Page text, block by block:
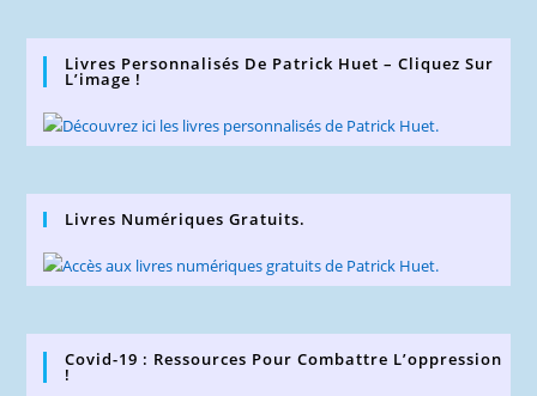
Livres Personnalisés De Patrick Huet – Cliquez Sur
L’image !
Livres Numériques Gratuits.
Covid-19 : Ressources Pour Combattre L’oppression
!